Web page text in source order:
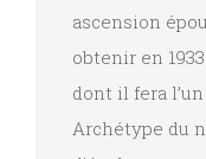
ascension
obtenir en
dont il fera
Archétype du